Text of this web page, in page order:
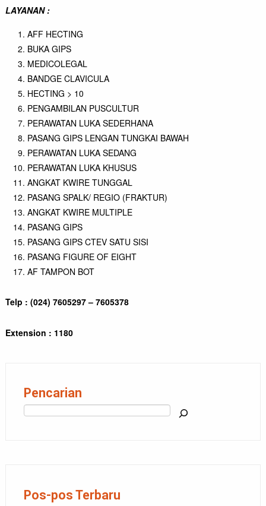
LAYANAN :
AFF HECTING
BUKA GIPS
MEDICOLEGAL
BANDGE CLAVICULA
HECTING > 10
PENGAMBILAN PUSCULTUR
PERAWATAN LUKA SEDERHANA
PASANG GIPS LENGAN TUNGKAI BAWAH
PERAWATAN LUKA SEDANG
PERAWATAN LUKA KHUSUS
ANGKAT KWIRE TUNGGAL
PASANG SPALK/ REGIO (FRAKTUR)
ANGKAT KWIRE MULTIPLE
PASANG GIPS
PASANG GIPS CTEV SATU SISI
PASANG FIGURE OF EIGHT
AF TAMPON BOT
Telp : (024) 7605297 – 7605378
Extension : 1180
Pencarian
Pos-pos Terbaru